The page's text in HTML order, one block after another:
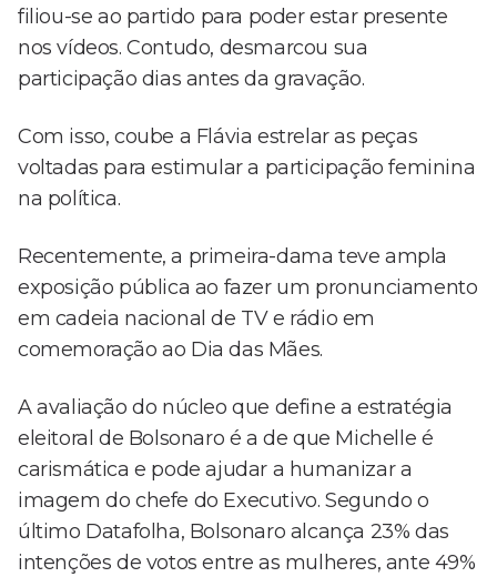
filiou-se ao partido para poder estar presente
nos vídeos. Contudo, desmarcou sua
participação dias antes da gravação.
Com isso, coube a Flávia estrelar as peças
voltadas para estimular a participação feminina
na política.
Recentemente, a primeira-dama teve ampla
exposição pública ao fazer um pronunciamento
em cadeia nacional de TV e rádio em
comemoração ao Dia das Mães.
A avaliação do núcleo que define a estratégia
eleitoral de Bolsonaro é a de que Michelle é
carismática e pode ajudar a humanizar a
imagem do chefe do Executivo. Segundo o
último Datafolha, Bolsonaro alcança 23% das
intenções de votos entre as mulheres, ante 49%